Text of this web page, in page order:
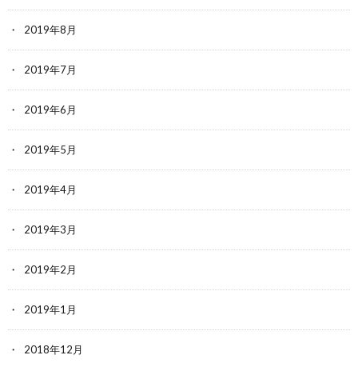
2019年8月
2019年7月
2019年6月
2019年5月
2019年4月
2019年3月
2019年2月
2019年1月
2018年12月